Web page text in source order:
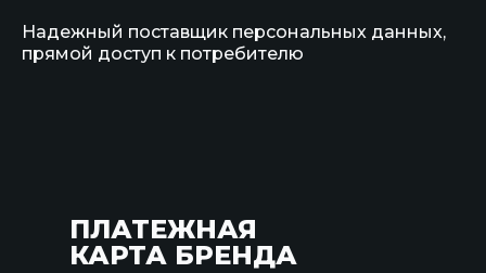
Надежный поставщик персональных данных,
прямой доступ к потребителю
ПЛАТЕЖНАЯ
КАРТА БРЕНДА